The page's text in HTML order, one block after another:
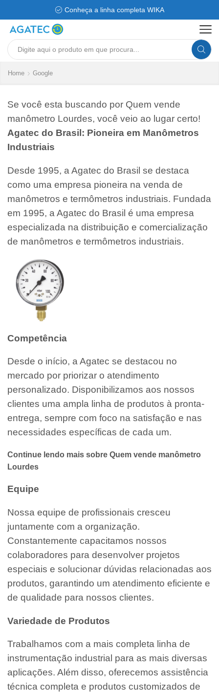
Conheça a linha completa WIKA
Search
Home Google
Se você esta buscando por Quem vende
manômetro Lourdes, você veio ao lugar certo!
Agatec do Brasil: Pioneira em Manômetros
Industriais
Desde 1995, a Agatec do Brasil se destaca
como uma empresa pioneira na venda de
manômetros e termômetros industriais. Fundada
em 1995, a Agatec do Brasil é uma empresa
especializada na distribuição e comercialização
de manômetros e termômetros industriais.
Competência
Desde o início, a Agatec se destacou no
mercado por priorizar o atendimento
personalizado. Disponibilizamos aos nossos
clientes uma ampla linha de produtos à pronta-
entrega, sempre com foco na satisfação e nas
necessidades específicas de cada um.
Continue lendo mais sobre Quem vende manômetro
Lourdes
Equipe
Nossa equipe de profissionais cresceu
juntamente com a organização.
Constantemente capacitamos nossos
colaboradores para desenvolver projetos
especiais e solucionar dúvidas relacionadas aos
produtos, garantindo um atendimento eficiente e
de qualidade para nossos clientes.
Variedade de Produtos
Trabalhamos com a mais completa linha de
instrumentação industrial para as mais diversas
aplicações. Além disso, oferecemos assistência
técnica completa e produtos customizados de